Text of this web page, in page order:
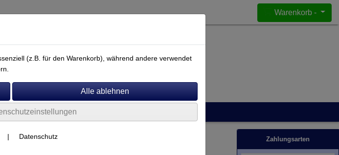
Warenkorb -
Zahlungsarten
(z.B. für den Warenkorb), während andere verwendet
| Datenschutz